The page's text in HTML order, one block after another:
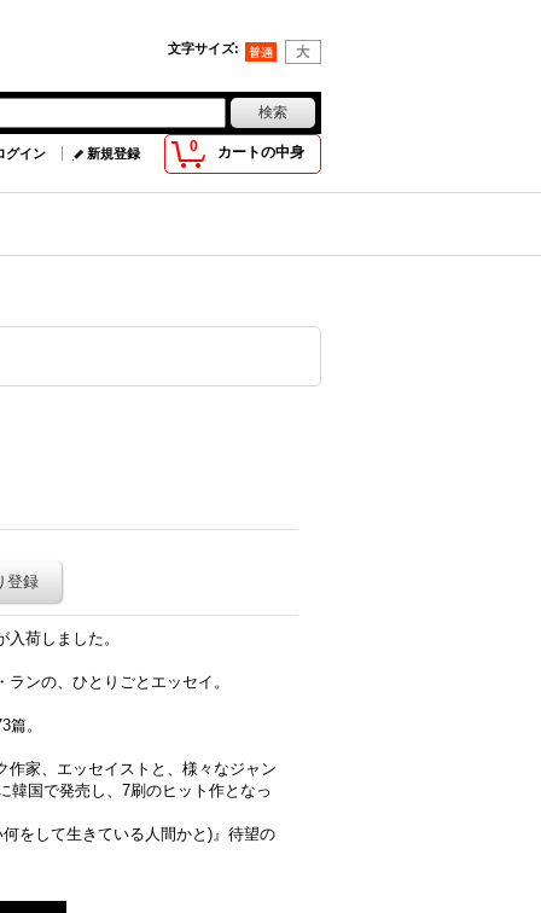
文字サイズ:
0 カートの中身
グイン 新規登録
登録
荷しました。
ンの、ひとりごとエッセイ。
。
家、エッセイストと、様々なジャン
韓国で発売し、7刷のヒット作となっ
をして生きている人間かと)』待望の